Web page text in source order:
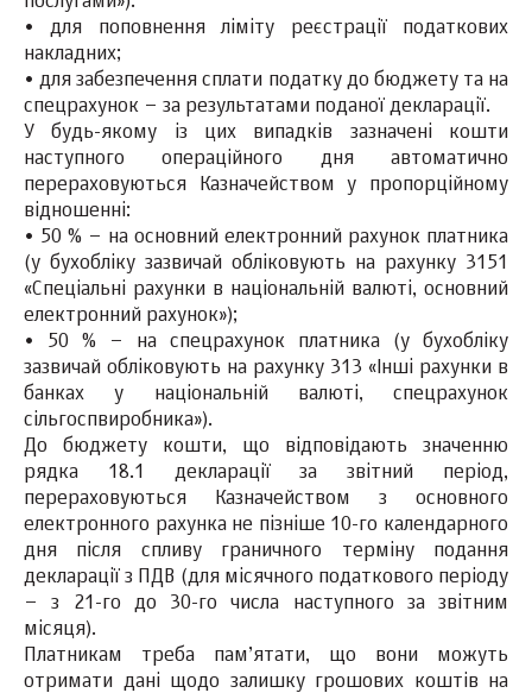
• для поповнення ліміту реєстрації податкових
накладних;
• для забезпечення сплати податку до бюджету та на
спецрахунок – за результатами поданої декларації.
У будь-якому із цих випадків зазначені кошти
наступного операційного дня автоматично
перераховуються Казначейством у пропорційному
відношенні:
• 50 % – на основний електронний рахунок платника
(у бухобліку зазвичай обліковують на рахунку 3151
«Спеціальні рахунки в національній валюті, основний
електронний рахунок»);
• 50 % – на спецрахунок платника (у бухобліку
зазвичай обліковують на рахунку 313 «Інші рахунки в
банках у національній валюті, спецрахунок
сільгоспвиробника»).
До бюджету кошти, що відповідають значенню
рядка 18.1 декларації за звітний період,
перераховуються Казначейством з основного
електронного рахунка не пізніше 10-го календарного
дня після спливу граничного терміну подання
декларації з ПДВ (для місячного податкового періоду
– з 21-го до 30-го числа наступного за звітним
місяця).
Платникам треба пам’ятати, що вони можуть
отримати дані щодо залишку грошових коштів на